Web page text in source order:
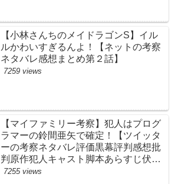
【小林さんちのメイドラゴンS】イル
ルかわいすぎるんよ！【ネットの考察
ネタバレ感想まとめ第２話】
7259 views
【マイファミリー考察】犯人はプログ
ラマーの鈴間亜矢で確定！【ツイッタ
ーの考察ネタバレ評価黒幕評判感想批
判原作犯人キャスト脚本あらすじ伏線
まとめ・藤間爽子】
7255 views